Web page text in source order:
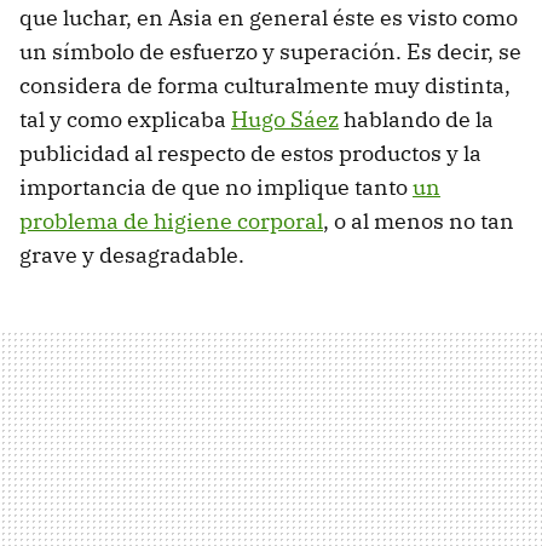
que luchar, en Asia en general éste es visto como
un símbolo de esfuerzo y superación. Es decir, se
considera de forma culturalmente muy distinta,
tal y como explicaba Hugo Sáezhablando de la
publicidad al respecto de estos productos y la
importancia de que no implique tantoun
problema de higiene corporal, o al menos no tan
grave y desagradable.